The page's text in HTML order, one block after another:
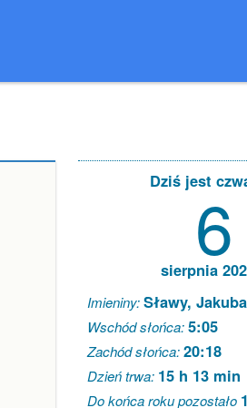
Dziś jest6
sierpnia
Imieniny:Sławy, Jakuba
Wschód słońca:5:05
Zachód słońca:20:18
Dzień trwa: 15 h 13 min
Do końca roku pozostało